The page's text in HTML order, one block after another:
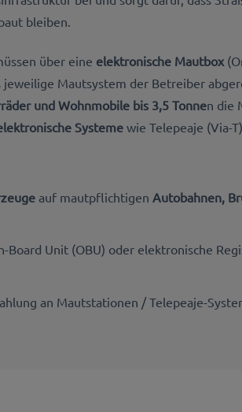
bleiben.
über eine elektronische Mautbox
jeweilige Mautsystem der Betreiber
und Wohnmobile bis 3,5 Tonnen die
Systeme wie Telepeaje (Via-
auf mautpflichtigen Autobahnen,
Board Unit (OBU) oder elektronische
an Mautstationen / Telepeaje-